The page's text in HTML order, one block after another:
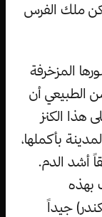
ملك الفرس
المزخرفة
الطبيعي أن
هذا الكنز
بأكملها،
أشد الدم.
بهذه
جيداً